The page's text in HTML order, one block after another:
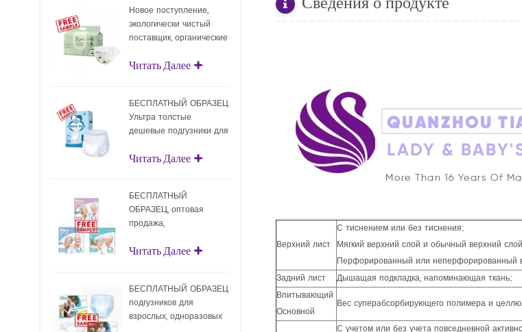
Верхний лист
С тиснением или без тиснения;
Мягкий верхний слой и обычный верхний
Перфорированный или неперфорированный
Задний лист
Дышащая подкладка, напоминающая ткань;
Впитывающий
Основной
Вес суперабсорбирующего полимера и
С учетом или без учета повседневной
Новое поступление,
экологически чистый
поставщик, органические
продажа,
Читать Далее
БЕСПЛАТНЫЙ ОБРАЗЕЦ
Ультра толстые
дешевые подгузники для
подгузники для взрослых
Читать Далее
БЕСПЛАТНЫЙ
ОБРАЗЕЦ, оптовая
продажа,
подгузники для
Читать Далее
БЕСПЛАТНЫЙ ОБРАЗЕЦ
подгузников для
взрослых, одноразовых